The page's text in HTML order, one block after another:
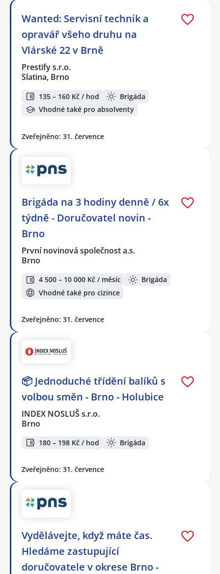
Wanted: Servisní technik a
opravář všeho druhu na
Vlárské 22 v Brně
Prestify s.r.o.
Slatina, Brno
135 – 160 Kč / hod
Brigáda
Vhodné také pro absolventy
Zveřejněno: 31. července
Brigáda na 3 hodiny denně / 6x
týdně - Doručovatel novin -
Brno
První novinová společnost a.s.
Brno
4 500 – 10 000 Kč / měsíc
Brigáda
Vhodné také pro cizince
Zveřejněno: 31. července
📦 Jednoduché třídění balíků s
volbou směn - Brno - Holubice
INDEX NOSLUŠ s.r.o.
Brno
180 – 198 Kč / hod Brigáda
Zveřejněno: 31. července
Vydělávejte, když máte čas.
Hledáme zastupující
doručovatele v okrese Brno -